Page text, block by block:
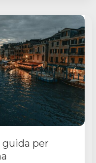
guida per